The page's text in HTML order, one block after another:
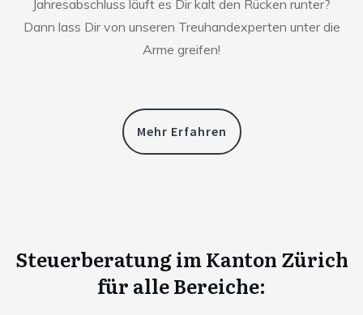
Jahresabschluss läuft es Dir kalt den Rücken runter?
Dann lass Dir von unseren Treuhandexperten unter die
Arme greifen!
Mehr Erfahren
Steuerberatung im Kanton Zürich
für alle Bereiche: